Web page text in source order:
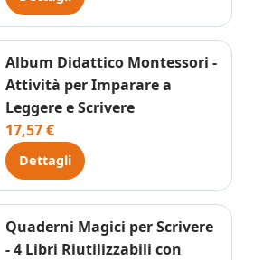
Album Didattico Montessori -
Attività per Imparare a
Leggere e Scrivere
17,57 €
Dettagli
Quaderni Magici per Scrivere
- 4 Libri Riutilizzabili con